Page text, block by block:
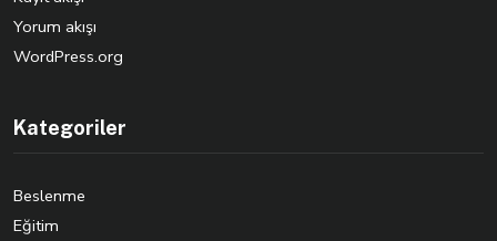
Yorum akışı
WordPress.org
Kategoriler
Beslenme
Eğitim